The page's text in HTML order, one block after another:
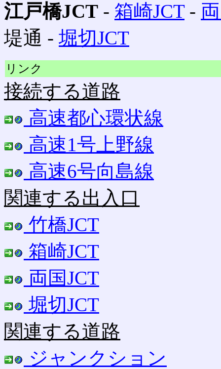
江戸橋JCT ‐ 箱崎JCT‐
堤通 ‐ 堀切JCT
リンク
接続する道路
高速都心環状線
高速1号上野線
高速6号向島線
関連する出入口
竹橋JCT
箱崎JCT
両国JCT
堀切JCT
関連する道路
ジャンクション